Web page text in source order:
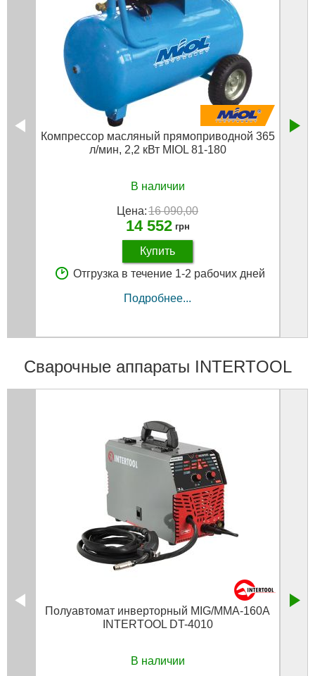
Компрессор масляный прямоприводной 365
л/мин, 2,2 кВт MIOL 81-180
В наличии
Цена:16 090,00
14 552 грн
Купить
Отгрузка в течение 1-2 рабочих дней
Подробнее...
Сварочные аппараты INTERTOOL
Полуавтомат инверторный MIG/MMA-160A
INTERTOOL DT-4010
В наличии